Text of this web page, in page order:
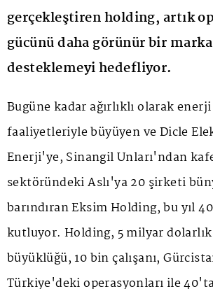
gerçekleştiren holding, artık
gücünü daha görünür bir marka
desteklemeyi hedefliyor.
Bugüne kadar ağırlıklı olarak enerji
faaliyetleriyle büyüyen ve Dicle
Enerji'ye, Sinangil Unları'ndan
sektöründeki Aslı'ya 20 şirketi
barındıran Eksim Holding, bu yıl
kutluyor. Holding, 5 milyar
büyüklüğü, 10 bin çalışanı,
Türkiye'deki operasyonları ile